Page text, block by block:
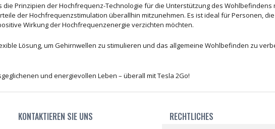
die Prinzipien der Hochfrequenz-Technologie für die Unterstützung des Wohlbefindens
der Hochfrequenzstimulation überallhin mitzunehmen. Es ist ideal für Personen, die
Wirkung der Hochfrequenzenergie verzichten möchten.
Lösung, um Gehirnwellen zu stimulieren und das allgemeine Wohlbefinden zu
und energievollen Leben – überall mit Tesla 2Go!
KONTAKTIEREN SIE UNS RECHTLICHES